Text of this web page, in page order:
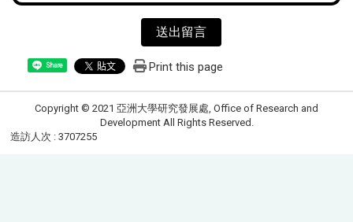
送出留言
Share Print this page
Copyright © 2021 亞洲大學研究發展處, Office of Research and
Development All Rights Reserved.
造訪人次 : 3707255